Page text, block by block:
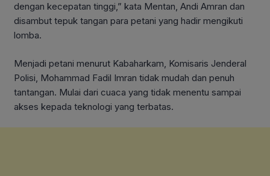
dengan kecepatan tinggi,” kata Mentan, Andi Amran dan
disambut tepuk tangan para petani yang hadir mengikuti
lomba.
Menjadi petani menurut Kabaharkam, Komisaris Jenderal
Polisi, Mohammad Fadil Imran tidak mudah dan penuh
tantangan. Mulai dari cuaca yang tidak menentu sampai
akses kepada teknologi yang terbatas.